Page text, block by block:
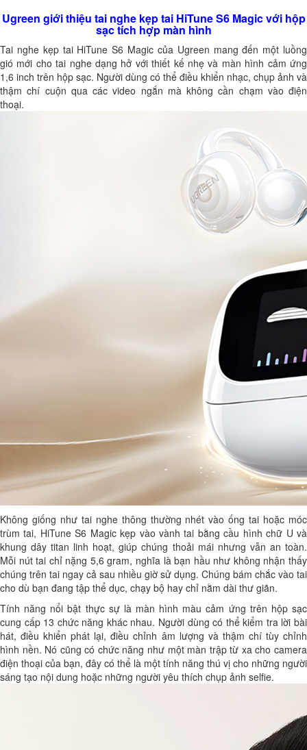
Ugreen giới thiệu tai nghe kẹp tai HiTune S6 Magic với hộp
sạc tích hợp màn hình
Tai nghe kẹp tai HiTune S6 Magic của Ugreen mang đến một luồng
gió mới cho tai nghe dạng hở với thiết kế nhẹ và màn hình cảm ứng
1,6 inch trên hộp sạc. Người dùng có thể điều khiển nhạc, chụp ảnh và
thậm chí cuộn qua các video ngắn mà không cần chạm vào điện
thoại.
Không giống như tai nghe thông thường nhét vào ống tai hoặc móc
trùm tai, HiTune S6 Magic kẹp vào vành tai bằng cầu hình chữ U và
khung dây titan linh hoạt, giúp chúng thoải mái nhưng vẫn an toàn.
Mỗi nút tai chỉ nặng 5,6 gram, nghĩa là bạn hầu như không nhận thấy
chúng trên tai ngay cả sau nhiều giờ sử dụng. Chúng bám chắc vào tai
cho dù bạn đang tập thể dục, chạy bộ hay chỉ nằm dài thư giãn.
Tính năng nổi bật thực sự là màn hình màu cảm ứng trên hộp sạc
cung cấp 13 chức năng khác nhau. Người dùng có thể kiểm tra lời bài
hát, điều khiển phát lại, điều chỉnh âm lượng và thậm chí tùy chỉnh
hình nền. Nó cũng có chức năng như một màn trập từ xa cho camera
điện thoại của bạn, đây có thể là một tính năng thú vị cho những người
sáng tạo nội dung hoặc những người yêu thích chụp ảnh selfie.